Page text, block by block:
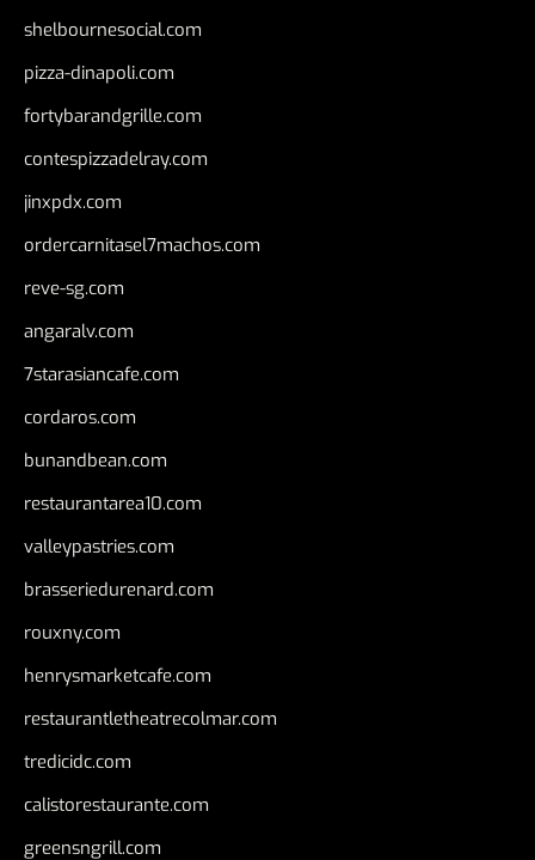
shelbournesocial.com
pizza-dinapoli.com
fortybarandgrille.com
contespizzadelray.com
jinxpdx.com
ordercarnitasel7machos.com
reve-sg.com
angaralv.com
7starasiancafe.com
cordaros.com
bunandbean.com
restaurantarea10.com
valleypastries.com
brasseriedurenard.com
rouxny.com
henrysmarketcafe.com
restaurantletheatrecolmar.com
tredicidc.com
calistorestaurante.com
greensngrill.com